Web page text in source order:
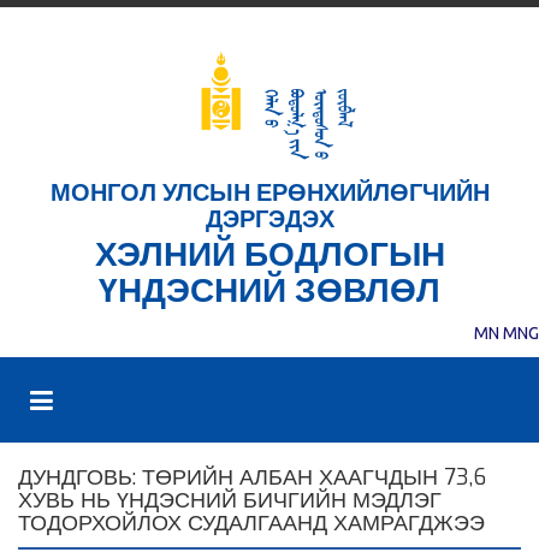
МОНГОЛ УЛСЫН ЕРӨНХИЙЛӨГЧИЙН
ДЭРГЭДЭХ
ХЭЛНИЙ БОДЛОГЫН
ҮНДЭСНИЙ ЗӨВЛӨЛ
MN MNG
ДУНДГОВЬ: ТӨРИЙН АЛБАН ХААГЧДЫН 73,6
ХУВЬ НЬ ҮНДЭСНИЙ БИЧГИЙН МЭДЛЭГ
ТОДОРХОЙЛОХ СУДАЛГААНД ХАМРАГДЖЭЭ